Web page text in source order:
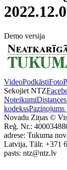
Demo versija
VideoPodkāstiFoto
Sekojiet NTZ
Noteikumi
kodekssPaziņojums
Novadu Ziņas ©
Reģ. Nr.:
adrese: Tukuma
Latvija, Tālr. +371
pasts: ntz@ntz.lv